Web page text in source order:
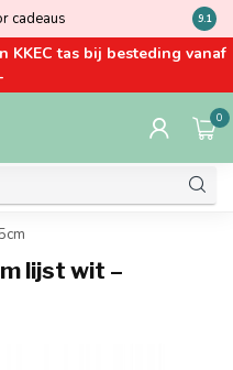
cadeaus Kom
9.1
KKEC tas bij besteding vanaf
0
lijst wit –